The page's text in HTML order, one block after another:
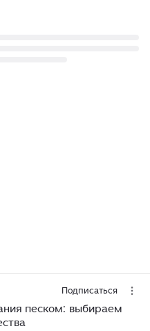
Подписаться
песком: выбираем